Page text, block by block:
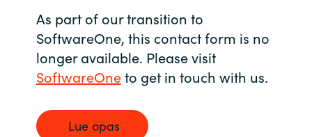
As part of our transition to
SoftwareOne, this contact form is no
longer available. Please visit
SoftwareOneto get in touch with us.
Lue opas